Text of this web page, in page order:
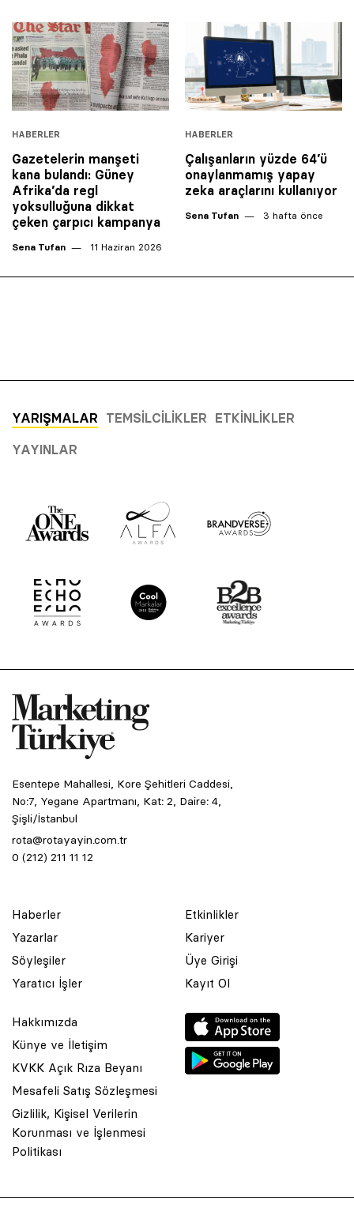
HABERLER
Gazetelerin manşeti
kana bulandı: Güney
Afrika’da regl
yoksulluğuna dikkat
çeken çarpıcı kampanya
Sena Tufan 11 Haziran 2026
HABERLER
Çalışanların yüzde 64’ü
onaylanmamış yapay
zeka araçlarını kullanıyor
Sena Tufan 3 hafta önce
YARIŞMALAR TEMSILCILIKLER ETKINLIKLER
YAYINLAR
Esentepe Mahallesi, Kore Şehitleri Caddesi,
No:7, Yegane Apartmanı, Kat: 2, Daire: 4,
Şişli/İstanbul
rota@rotayayin.com.tr
0 (212) 211 11 12
Haberler
Yazarlar
Söyleşiler
Yaratıcı İşler
Etkinlikler
Kariyer
Üye Girişi
Kayıt Ol
Hakkımızda
Künye ve İletişim
KVKK Açık Rıza Beyanı
Mesafeli Satış Sözleşmesi
Gizlilik, Kişisel Verilerin
Korunması ve İşlenmesi
Politikası
© 2001 Rota Yayın Yapım Tanıtım Tic. Ltd. Şti. Bu Sitede Bulunan
Asquared WordPress Agencytarafından tasarlanmış ve